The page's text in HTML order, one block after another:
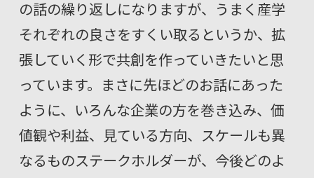
の話の繰り返しになりますが、うまく産学
それぞれの良さをすくい取るというか、拡
張していく形で共創を作っていきたいと思
っています。まさに先ほどのお話にあった
ように、いろんな企業の方を巻き込み、価
値観や利益、見ている方向、スケールも異
なるものステークホルダーが、今後どのよ